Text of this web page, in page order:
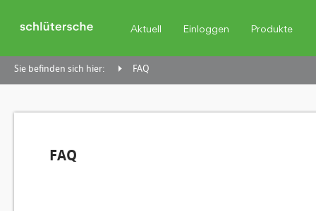
Aktuell Einloggen Produkte
Sie befinden sich hier: FAQ
FAQ